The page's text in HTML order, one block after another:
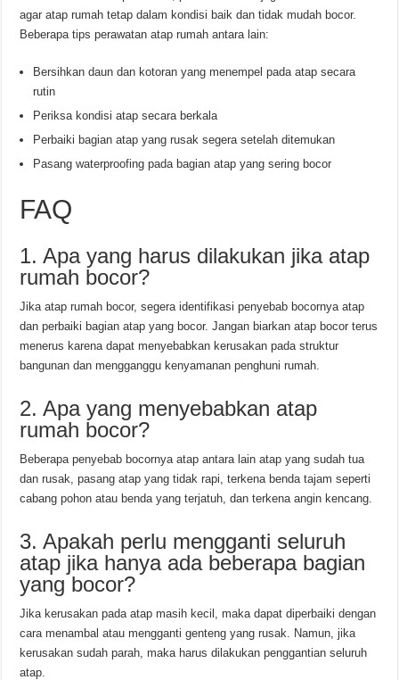
agar atap rumah tetap dalam kondisi baik dan tidak mudah bocor.
Beberapa tips perawatan atap rumah antara lain:
Bersihkan daun dan kotoran yang menempel pada atap secara
rutin
Periksa kondisi atap secara berkala
Perbaiki bagian atap yang rusak segera setelah ditemukan
Pasang waterproofing pada bagian atap yang sering bocor
FAQ
1. Apa yang harus dilakukan jika atap
rumah bocor?
Jika atap rumah bocor, segera identifikasi penyebab bocornya atap
dan perbaiki bagian atap yang bocor. Jangan biarkan atap bocor terus
menerus karena dapat menyebabkan kerusakan pada struktur
bangunan dan mengganggu kenyamanan penghuni rumah.
2. Apa yang menyebabkan atap
rumah bocor?
Beberapa penyebab bocornya atap antara lain atap yang sudah tua
dan rusak, pasang atap yang tidak rapi, terkena benda tajam seperti
cabang pohon atau benda yang terjatuh, dan terkena angin kencang.
3. Apakah perlu mengganti seluruh
atap jika hanya ada beberapa bagian
yang bocor?
Jika kerusakan pada atap masih kecil, maka dapat diperbaiki dengan
cara menambal atau mengganti genteng yang rusak. Namun, jika
kerusakan sudah parah, maka harus dilakukan penggantian seluruh
atap.